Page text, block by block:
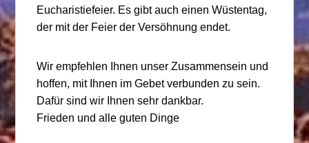
Eucharistiefeier. Es gibt auch einen Wüstentag,
der mit der Feier der Versöhnung endet.
Wir empfehlen Ihnen unser Zusammensein und
hoffen, mit Ihnen im Gebet verbunden zu sein.
Dafür sind wir Ihnen sehr dankbar.
Frieden und alle guten Dinge